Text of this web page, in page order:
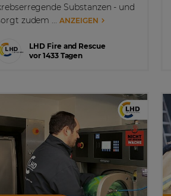
Substanzen - und
zudem ...ANZEIGEN
LHD Fire and Rescue
vor 1433 Tagen